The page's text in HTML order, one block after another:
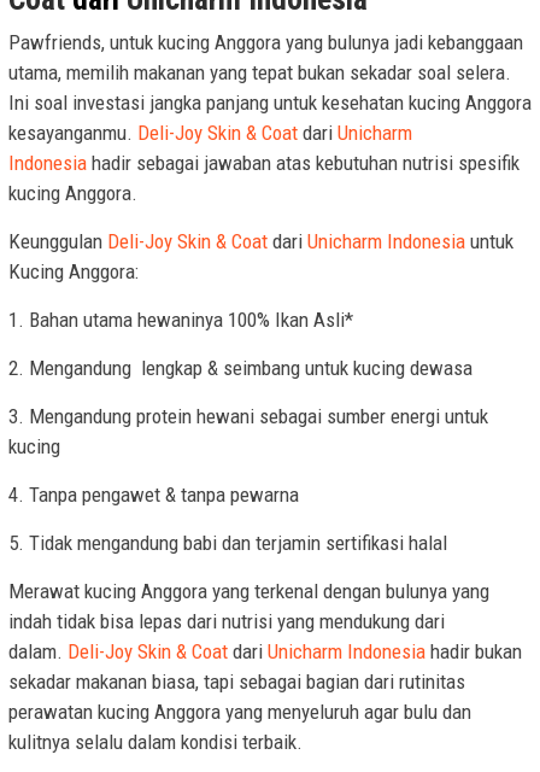
Pawfriends, untuk kucing Anggora yang bulunya jadi kebanggaan
utama, memilih makanan yang tepat bukan sekadar soal selera.
Ini soal investasi jangka panjang untuk kesehatan kucing Anggora
kesayanganmu. Deli-Joy Skin & Coat dari Unicharm
Indonesia hadir sebagai jawaban atas kebutuhan nutrisi spesifik
kucing Anggora.
Keunggulan Deli-Joy Skin & Coat dari Unicharm Indonesia untuk
Kucing Anggora:
1. Bahan utama hewaninya 100% Ikan Asli*
2. Mengandung lengkap & seimbang untuk kucing dewasa
3. Mengandung protein hewani sebagai sumber energi untuk
kucing
4. Tanpa pengawet & tanpa pewarna
5. Tidak mengandung babi dan terjamin sertifikasi halal
Merawat kucing Anggora yang terkenal dengan bulunya yang
indah tidak bisa lepas dari nutrisi yang mendukung dari
dalam. Deli-Joy Skin & Coat dari Unicharm Indonesia hadir bukan
sekadar makanan biasa, tapi sebagai bagian dari rutinitas
perawatan kucing Anggora yang menyeluruh agar bulu dan
kulitnya selalu dalam kondisi terbaik.